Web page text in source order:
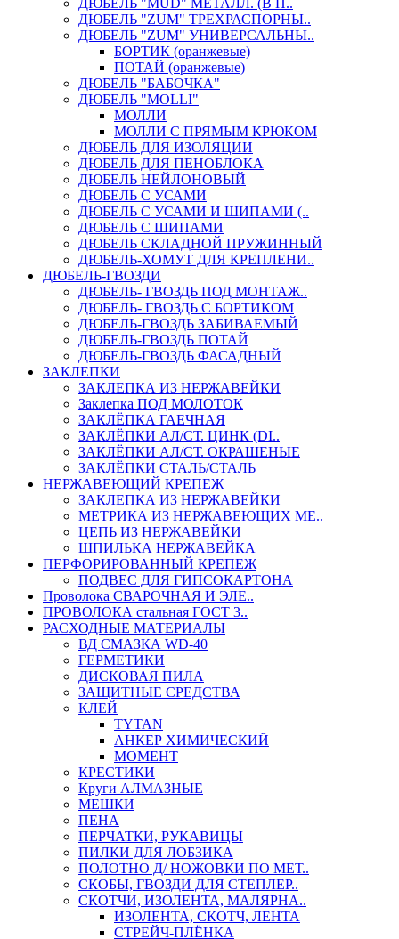
ДЮБЕЛЬ "MUD" МЕТАЛЛ. (В П..
ДЮБЕЛЬ "ZUM" ТРЕХРАСПОРНЫ..
ДЮБЕЛЬ "ZUM" УНИВЕРСАЛЬНЫ..
БОРТИК (оранжевые)
ПОТАЙ (оранжевые)
ДЮБЕЛЬ "БАБОЧКА"
ДЮБЕЛЬ "МOLLI"
МОЛЛИ
МОЛЛИ С ПРЯМЫМ КРЮКОМ
ДЮБЕЛЬ ДЛЯ ИЗОЛЯЦИИ
ДЮБЕЛЬ ДЛЯ ПЕНОБЛОКА
ДЮБЕЛЬ НЕЙЛОНОВЫЙ
ДЮБЕЛЬ С УСАМИ
ДЮБЕЛЬ С УСАМИ И ШИПАМИ (..
ДЮБЕЛЬ С ШИПАМИ
ДЮБЕЛЬ СКЛАДНОЙ ПРУЖИННЫЙ
ДЮБЕЛЬ-ХОМУТ ДЛЯ КРЕПЛЕНИ..
ДЮБЕЛЬ-ГВОЗДИ
ДЮБЕЛЬ- ГВОЗДЬ ПОД МОНТАЖ..
ДЮБЕЛЬ- ГВОЗДЬ С БОРТИКОМ
ДЮБЕЛЬ-ГВОЗДЬ ЗАБИВАЕМЫЙ
ДЮБЕЛЬ-ГВОЗДЬ ПОТАЙ
ДЮБЕЛЬ-ГВОЗДЬ ФАСАДНЫЙ
ЗАКЛЕПКИ
ЗАКЛЕПКА ИЗ НЕРЖАВЕЙКИ
Заклепка ПОД МОЛОТОК
ЗАКЛЁПКА ГАЕЧНАЯ
ЗАКЛЁПКИ АЛ/СТ. ЦИНК (DI..
ЗАКЛЁПКИ АЛ/СТ. ОКРАШЕНЫЕ
ЗАКЛЁПКИ СТАЛЬ/СТАЛЬ
НЕРЖАВЕЮЩИЙ КРЕПЕЖ
ЗАКЛЕПКА ИЗ НЕРЖАВЕЙКИ
МЕТРИКА ИЗ НЕРЖАВЕЮЩИХ МЕ..
ЦЕПЬ ИЗ НЕРЖАВЕЙКИ
ШПИЛЬКА НЕРЖАВЕЙКА
ПЕРФОРИРОВАННЫЙ КРЕПЕЖ
ПОДВЕС ДЛЯ ГИПСОКАРТОНА
Проволока СВАРОЧНАЯ И ЭЛЕ..
ПРОВОЛОКА стальная ГОСТ 3..
РАСХОДНЫЕ МАТЕРИАЛЫ
ВД СМАЗКА WD-40
ГЕРМЕТИКИ
ДИСКОВАЯ ПИЛА
ЗАЩИТНЫЕ СРЕДСТВА
КЛЕЙ
TYTAN
АНКЕР ХИМИЧЕСКИЙ
МОМЕНТ
КРЕСТИКИ
Круги АЛМАЗНЫЕ
МЕШКИ
ПЕНА
ПЕРЧАТКИ, РУКАВИЦЫ
ПИЛКИ ДЛЯ ЛОБЗИКА
ПОЛОТНО Д/ НОЖОВКИ ПО МЕТ..
СКОБЫ, ГВОЗДИ ДЛЯ СТЕПЛЕР..
СКОТЧИ, ИЗОЛЕНТА, МАЛЯРНА..
ИЗОЛЕНТА, СКОТЧ, ЛЕНТА
СТРЕЙЧ-ПЛЁНКА